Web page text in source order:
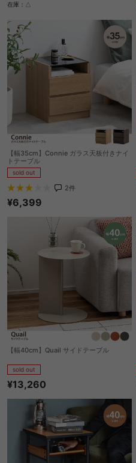
在庫：△
【幅35cm】Connie ガラス天板付きナイ
トテーブル
sold out
2件
¥6,399
【幅40cm】Quail サイドテーブル
sold out
¥13,260